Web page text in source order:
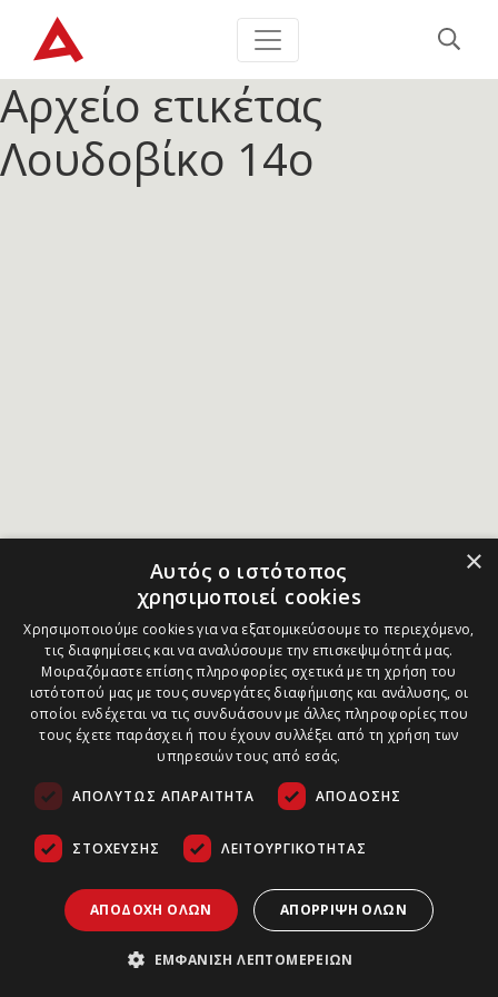
Αρχείο ετικέτας
Λουδοβίκο 14ο
×
Αυτός ο ιστότοπος
χρησιμοποιεί cookies
Χρησιμοποιούμε cookies για να εξατομικεύσουμε το περιεχόμενο,
τις διαφημίσεις και να αναλύσουμε την επισκεψιμότητά μας.
Μοιραζόμαστε επίσης πληροφορίες σχετικά με τη χρήση του
ιστότοπού μας με τους συνεργάτες διαφήμισης και ανάλυσης, οι
οποίοι ενδέχεται να τις συνδυάσουν με άλλες πληροφορίες που
τους έχετε παράσχει ή που έχουν συλλέξει από τη χρήση των
υπηρεσιών τους από εσάς.
ΑΠΟΛΎΤΩΣ ΑΠΑΡΑΊΤΗΤΑ ΑΠΌΔΟΣΗΣ
ΣΤΌΧΕΥΣΗΣ ΛΕΙΤΟΥΡΓΙΚΌΤΗΤΑΣ
ΑΠΟΔΟΧΉ ΌΛΩΝ ΑΠΌΡΡΙΨΗ ΌΛΩΝ
ΕΜΦΆΝΙΣΗ ΛΕΠΤΟΜΕΡΕΙΏΝ